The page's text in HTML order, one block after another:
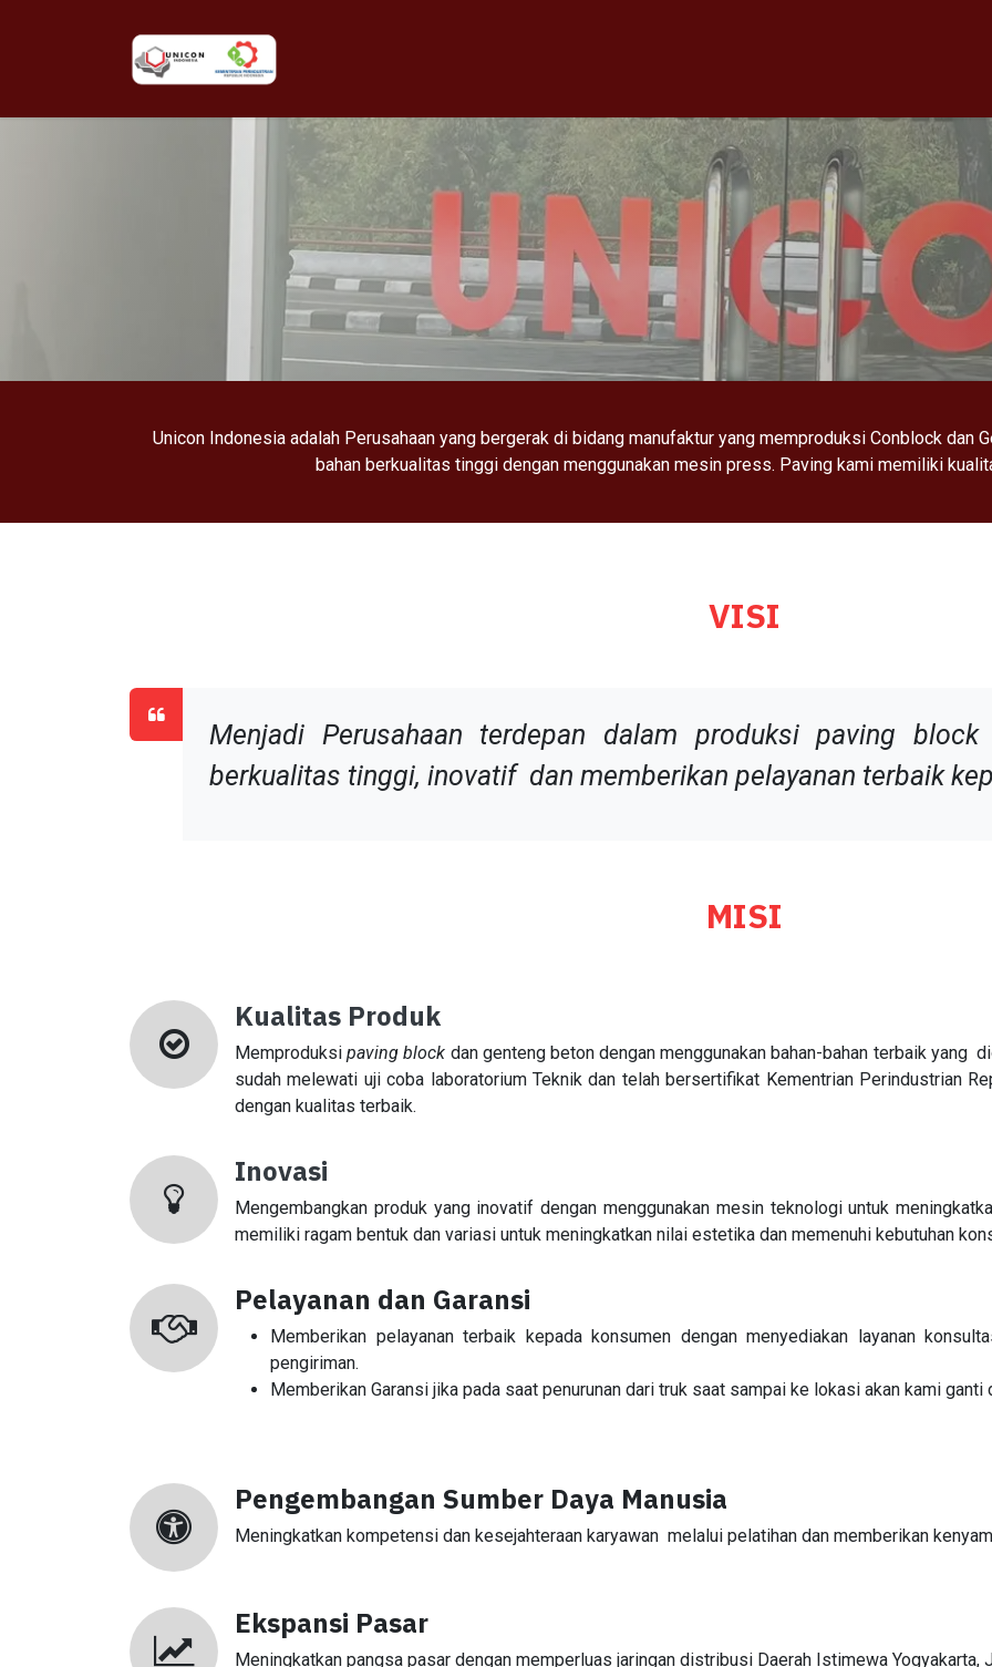
Unicon Indonesia adalah Perusahaan yang bergerak di bidang manufaktur yang memproduksi Conblock dan
bahan berkualitas tinggi dengan menggunakan mesin press. Paving kami memiliki
VISI
Menjadi Perusahaan terdepan dalam produksi paving
berkualitas tinggi, inovatif dan memberikan pelayanan terbaik
MISI
Kualitas Produk
Memproduksi paving block dan genteng beton dengan menggunakan bahan-bahan terbaik yang
sudah melewati uji coba laboratorium Teknik dan telah bersertifikat Kementrian Perindustrian
dengan kualitas terbaik.
Inovasi
Mengembangkan produk yang inovatif dengan menggunakan mesin teknologi untuk
memiliki ragam bentuk dan variasi untuk meningkatkan nilai estetika dan memenuhi kebutuhan
Pelayanan dan Garansi
Memberikan pelayanan terbaik kepada konsumen dengan menyediakan layanan
pengiriman.
Memberikan Garansi jika pada saat penurunan dari truk saat sampai ke lokasi akan kami ganti
Pengembangan Sumber Daya Manusia
Meningkatkan kompetensi dan kesejahteraan karyawan melalui pelatihan dan memberikan
Ekspansi Pasar
Meningkatkan pangsa pasar dengan memperluas jaringan distribusi Daerah Istimewa Yogyakarta,